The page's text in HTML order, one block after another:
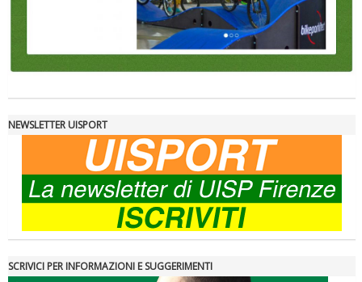
NEWSLETTER UISPORT
SCRIVICI PER INFORMAZIONI E SUGGERIMENTI